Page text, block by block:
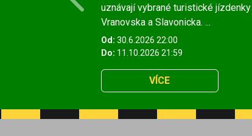
uznávají vybrané turistické
Vranovska a Slavonicka. ...
Od: 30.6.2026 22:00
Do: 11.10.2026 21:59
VÍCE
Previous